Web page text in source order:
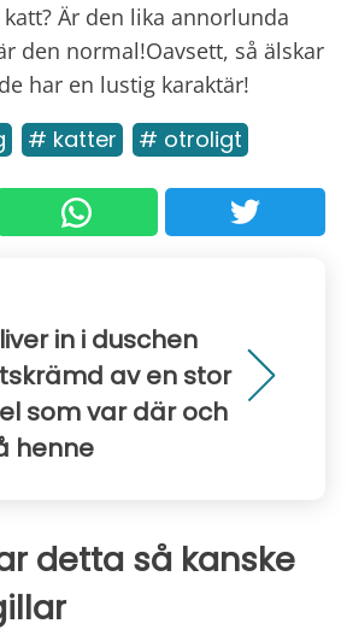
Är den lika annorlunda
den normal!Oavsett, så älskar
har en lustig karaktär!
# katter # otroligt
in i duschen
av en stor
som var där och
henne
detta så kanske